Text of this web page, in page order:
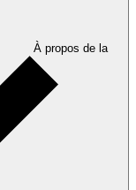
À propos de la